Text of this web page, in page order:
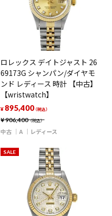
ロレックス デイトジャスト 26
69173G シャンパン/ダイヤモ
ンド レディース 時計 【中古】
【wristwatch】
¥906,400（税込）
¥ 895,400（税込）
中古 A レディース
SALE